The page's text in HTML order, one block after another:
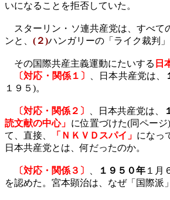
いになることを拒否していた。
スターリン・ソ連共産党は、すべて
ンと、 ( ２)ハンガリーの「ライク裁判
その国際共産主義運動にたいする 日
〔対応・関係１〕
、日本共産党は、
１９５ )。
〔対応・関係２〕 、日本共産党は、
読文献の中心」 に位置づけた(同ページ)
て、直接、
「ＮＫＶＤスパイ」 になっ
日本共産党とは、何だったのか。
〔対応・関係３〕 １９５０年 １月
を認めた。宮本顕治は、なぜ「国際派